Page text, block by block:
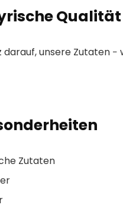
Qualität
darauf, unsere Zutaten
Zutaten